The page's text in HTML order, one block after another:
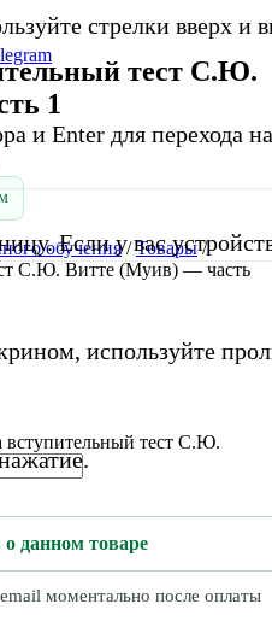
стрелки вверх и
и Enter для перехода
Если у вас
используйте
тест С.Ю.
1
обучения/Товары/
С.Ю. Витте (Муив) — часть
вступительный тест С.Ю.
данном товаре
моментально после оплаты